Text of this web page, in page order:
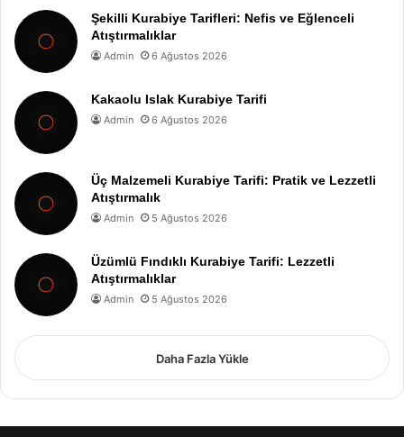
Şekilli Kurabiye Tarifleri: Nefis ve Eğlenceli
Atıştırmalıklar
Admin 6 Ağustos 2026
Kakaolu Islak Kurabiye Tarifi
Admin 6 Ağustos 2026
Üç Malzemeli Kurabiye Tarifi: Pratik ve Lezzetli
Atıştırmalık
Admin 5 Ağustos 2026
Üzümlü Fındıklı Kurabiye Tarifi: Lezzetli
Atıştırmalıklar
Admin 5 Ağustos 2026
Daha Fazla Yükle